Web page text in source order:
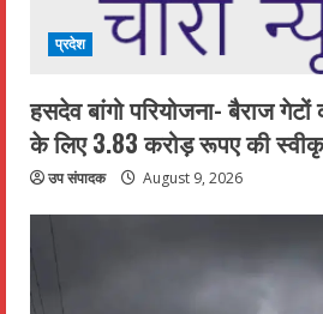
प्रदेश
हसदेव बांगो परियोजना- बैराज
के लिए 3.83 करोड़ रूपए की
उप संपादक August 9, 2026